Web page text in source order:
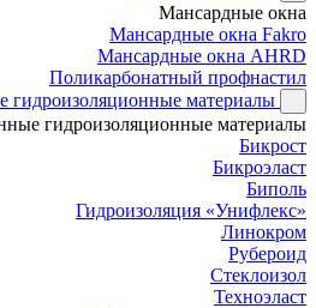
Мансардные окна
Мансардные окна Fakro
Мансардные окна AHRD
Поликарбонатный профнастил
гидроизоляционные материалы
гидроизоляционные материалы
Бикрост
Бикроэласт
Биполь
Гидроизоляция «Унифлекс»
Линокром
Рубероид
Стеклоизол
Техноэласт